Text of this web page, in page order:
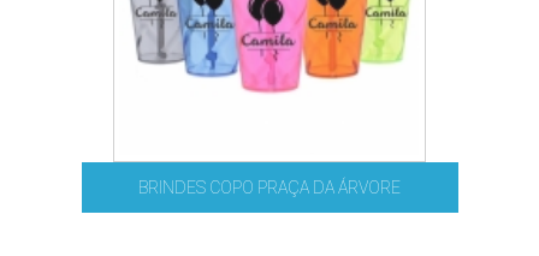
BRINDES COPO PRAÇA DA ÁRVORE